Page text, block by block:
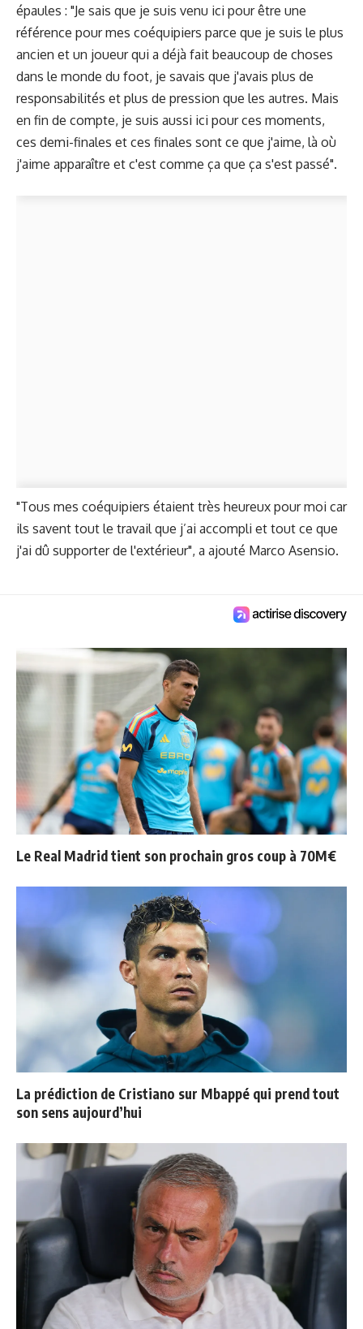
épaules : "Je sais que je suis venu ici pour être une
référence pour mes coéquipiers parce que je suis le plus
ancien et un joueur qui a déjà fait beaucoup de choses
dans le monde du foot, je savais que j'avais plus de
responsabilités et plus de pression que les autres. Mais
en fin de compte, je suis aussi ici pour ces moments,
ces demi-finales et ces finales sont ce que j'aime, là où
j'aime apparaître et c'est comme ça que ça s'est passé".
"Tous mes coéquipiers étaient très heureux pour moi car
ils savent tout le travail que j’ai accompli et tout ce que
j'ai dû supporter de l'extérieur", a ajouté Marco Asensio.
Le Real Madrid tient son prochain gros coup à 70M€
La prédiction de Cristiano sur Mbappé qui prend tout
son sens aujourd’hui